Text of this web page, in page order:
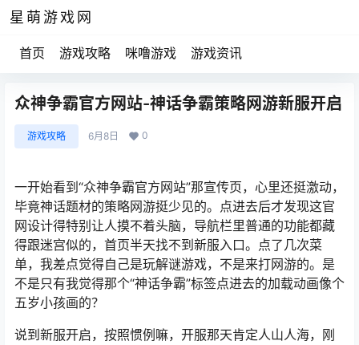
星萌游戏网
首页 游戏攻略 咪噜游戏 游戏资讯
众神争霸官方网站-神话争霸策略网游新服开启
游戏攻略 6月8日 0
一开始看到“众神争霸官方网站”那宣传页，心里还挺激动，
毕竟神话题材的策略网游挺少见的。点进去后才发现这官
网设计得特别让人摸不着头脑，导航栏里普通的功能都藏
得跟迷宫似的，首页半天找不到新服入口。点了几次菜
单，我差点觉得自己是玩解谜游戏，不是来打网游的。是
不是只有我觉得那个“神话争霸”标签点进去的加载动画像个
五岁小孩画的？
说到新服开启，按照惯例嘛，开服那天肯定人山人海，刚